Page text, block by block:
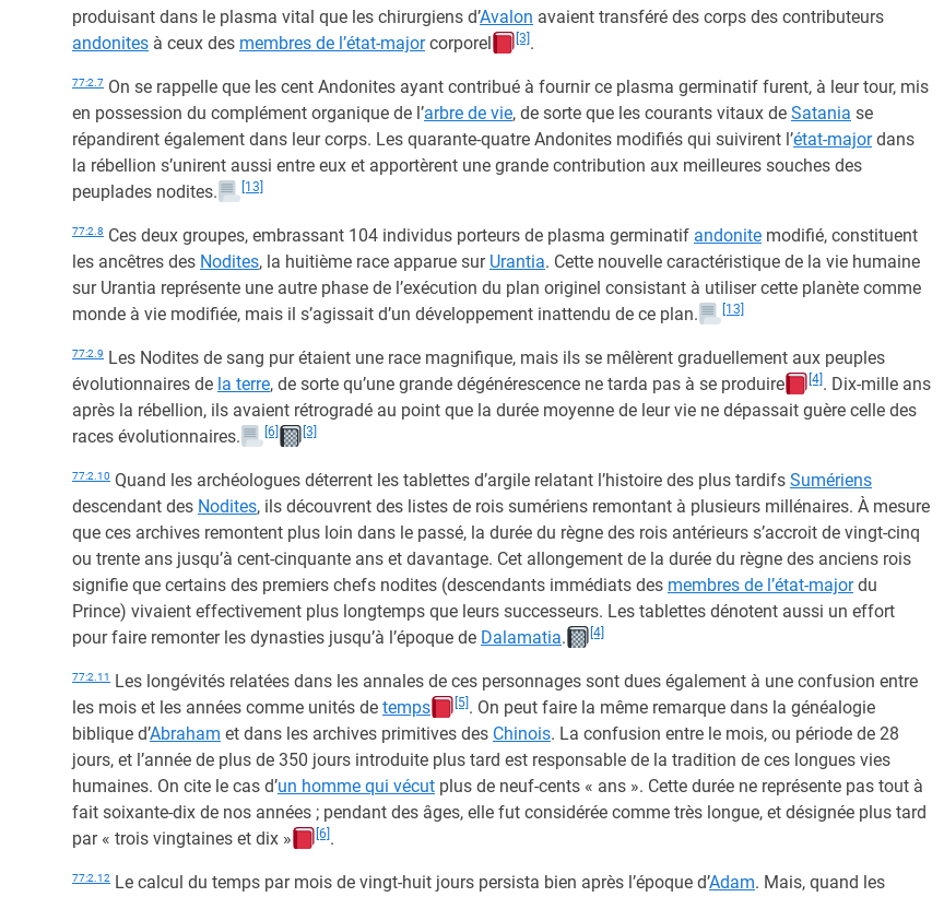
produisant dans le plasma vital que les chirurgiens d’Avalon avaient transféré des corps des contributeurs
andonites à ceux des membres de l’état-majorcorporel [3] .
77:2.7 On se rappelle que les cent Andonites ayant contribué à fournir ce plasma germinatif furent, à leur tour, mis
en possession du complément organique de l’arbre de vie, de sorte que les courants vitaux de Satania se
répandirent également dans leur corps. Les quarante-quatre Andonites modifiés qui suivirent l’état-majordans
la rébellion s’unirent aussi entre eux et apportèrent une grande contribution aux meilleures souches des
peuplades nodites.
[13]
77:2.8 Ces deux groupes, embrassant 104 individus porteurs de plasma germinatif andonite modifié, constituent
les ancêtres des Nodites, la huitième race apparue sur Urantia. Cette nouvelle caractéristique de la vie humaine
sur Urantia représente une autre phase de l’exécution du plan originel consistant à utiliser cette planète comme
monde à vie modifiée, mais il s’agissait d’un développement inattendu de ce plan.
[13]
77:2.9 Les Nodites de sang pur étaient une race magnifique, mais ils se mêlèrent graduellement aux peuples
évolutionnaires de la terre, de sorte qu’une grande dégénérescence ne tarda pas à se produire [4] . Dix-mille ans
après la rébellion, ils avaient rétrogradé au point que la durée moyenne de leur vie ne dépassait guère celle des
races évolutionnaires.
[6] [3]
77:2.10 Quand les archéologues déterrent les tablettes d’argile relatant l’histoire des plus tardifs Sumériens
descendant des Nodites, ils découvrent des listes de rois sumériens remontant à plusieurs millénaires. À mesure
que ces archives remontent plus loin dans le passé, la durée du règne des rois antérieurs s’accroit de vingt-cinq
ou trente ans jusqu’à cent-cinquante ans et davantage. Cet allongement de la durée du règne des anciens rois
signifie que certains des premiers chefs nodites (descendants immédiats des membres de l’état-majordu
Prince) vivaient effectivement plus longtemps que leurs successeurs. Les tablettes dénotent aussi un effort
pour faire remonter les dynasties jusqu’à l’époque de Dalamatia. [4]
77:2.11
Les longévités relatées dans les annales de ces personnages sont dues également à une confusion entre
les mois et les années comme unités de temps [5] . On peut faire la même remarque dans la généalogie
biblique d’Abraham et dans les archives primitives des Chinois. La confusion entre le mois, ou période de 28
jours, et l’année de plus de 350 jours introduite plus tard est responsable de la tradition de ces longues vies
humaines. On cite le cas d’un homme qui vécut plus de neuf-cents « ans ». Cette durée ne représente pas tout à
fait soixante-dix de nos années ; pendant des âges, elle fut considérée comme très longue, et désignée plus tard
par « trois vingtaines et dix »
[6] .
77:2.12 Le calcul du temps par mois de vingt-huit jours persista bien après l’époque d’Adam. Mais, quand les